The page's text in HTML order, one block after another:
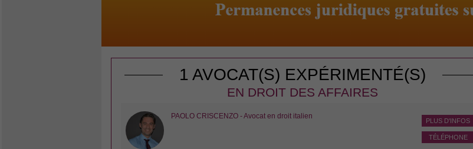
1 AVOCAT(S) EXPÉRIMENTÉ(S)
EN DROIT DES AFFAIRES
PLUS D'INFOS
TÉLÉPHONE
PAOLO CRISCENZO - Avocat en droit italien